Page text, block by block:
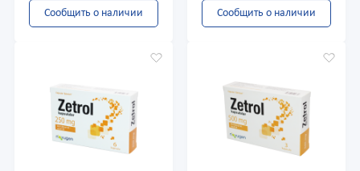
Сообщить о наличии Сообщить о наличии